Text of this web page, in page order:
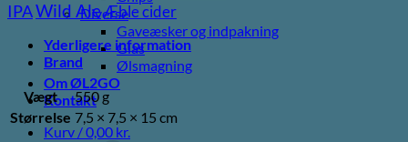
Diverse
Gaveæsker og indpakning
Glas
Ølsmagning
Om ØL2GO
Kontakt
Kurv /0,00 kr.
IPAWild AleÆble cider
Yderligere information
Brand
Vægt
550 g
Størrelse 7,5 × 7,5 × 15 cm